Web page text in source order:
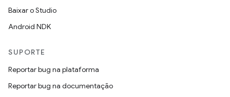
Baixar o Studio
Android NDK
SUPORTE
Reportar bug na plataforma
Reportar bug na documentação